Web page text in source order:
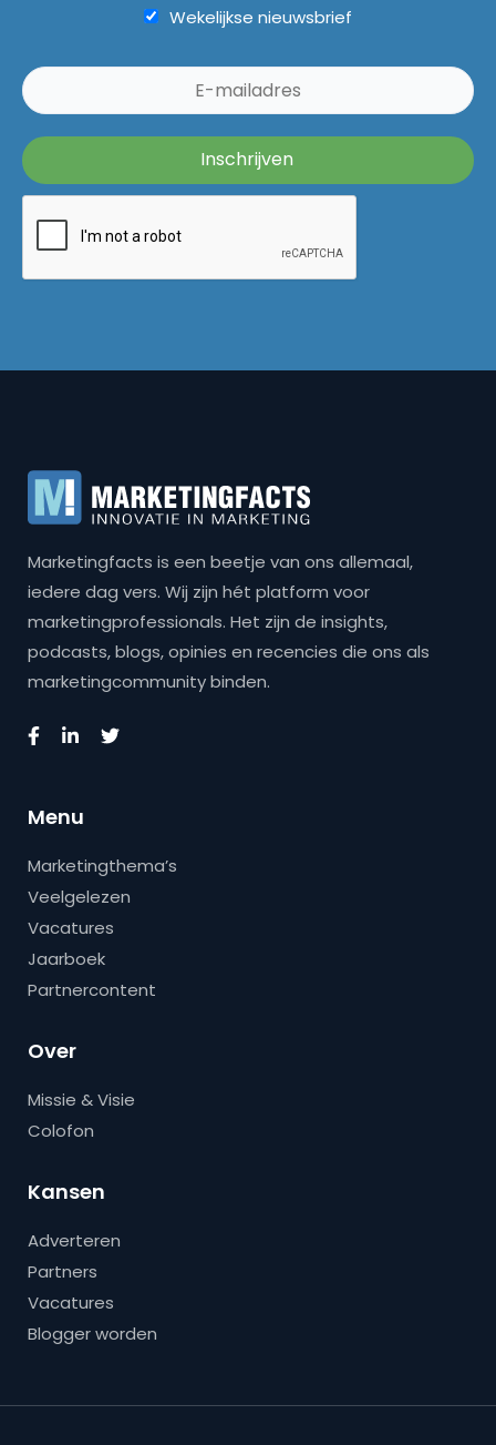
Wekelijkse nieuwsbrief
Marketingfacts is een beetje van ons allemaal,
iedere dag vers. Wij zijn hét platform voor
marketingprofessionals. Het zijn de insights,
podcasts, blogs, opinies en recencies die ons als
marketingcommunity binden.
Menu
Marketingthema’s
Veelgelezen
Vacatures
Jaarboek
Partnercontent
Over
Missie & Visie
Colofon
Kansen
Adverteren
Partners
Vacatures
Blogger worden